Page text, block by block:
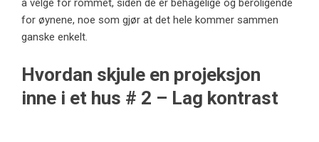
å velge for rommet, siden de er behagelige og beroligende
for øynene, noe som gjør at det hele kommer sammen
ganske enkelt.
Hvordan skjule en projeksjon
inne i et hus # 2 – Lag kontrast